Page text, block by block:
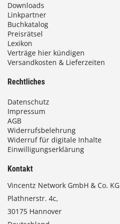
Downloads
Linkpartner
Buchkatalog
Preisrätsel
Lexikon
Verträge hier kündigen
Versandkosten & Lieferzeiten
Rechtliches
Datenschutz
Impressum
AGB
Widerrufsbelehrung
Widerruf für digitale Inhalte
Einwilligungserklärung
Kontakt
Vincentz Network GmbH & Co. KG
Plathnerstr. 4c,
30175 Hannover